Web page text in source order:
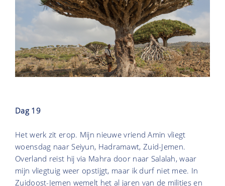
Dag 19
Het werk zit erop. Mijn nieuwe vriend Amin vliegt
woensdag naar Seiyun, Hadramawt, Zuid-Jemen.
Overland reist hij via Mahra door naar Salalah, waar
mijn vliegtuig weer opstijgt, maar ik durf niet mee. In
Zuidoost-Jemen wemelt het al jaren van de milities en